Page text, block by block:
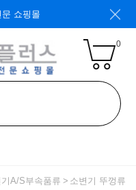
쇼핑몰
0
기A/S부속품류 소변기 뚜껑류